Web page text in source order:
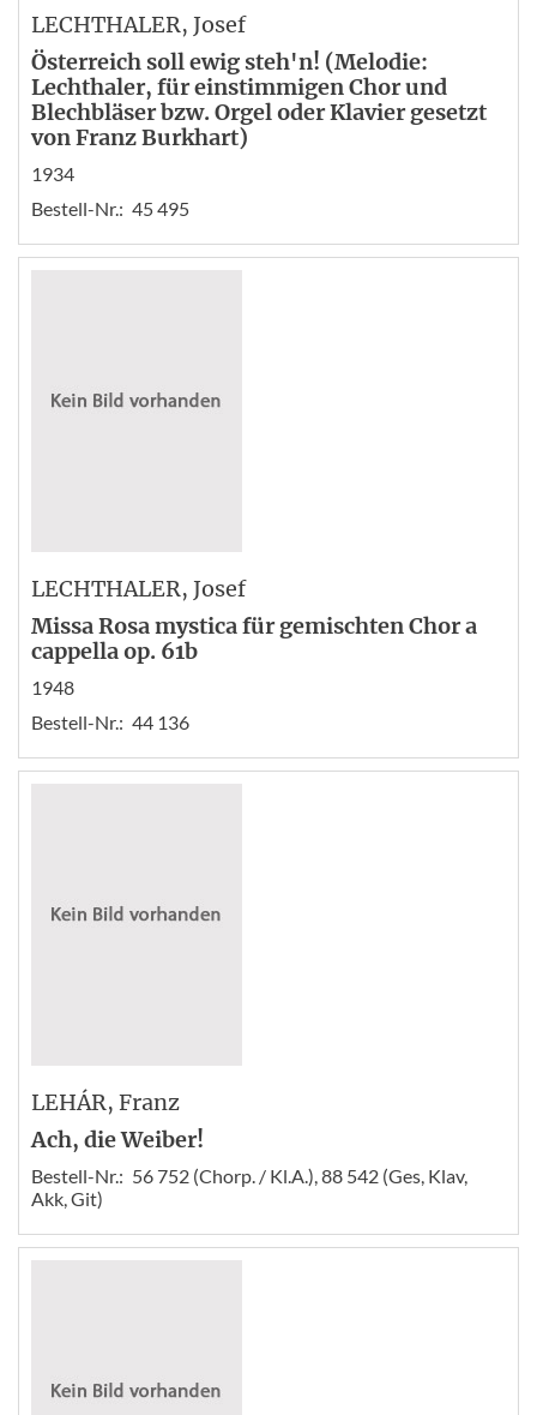
LECHTHALER, Josef
Österreich soll ewig steh'n! (Melodie:
Lechthaler, für einstimmigen Chor und
Blechbläser bzw. Orgel oder Klavier gesetzt
von Franz Burkhart)
1934
Bestell-Nr.: 45 495
LECHTHALER, Josef
Missa Rosa mystica für gemischten Chor a
cappella op. 61b
1948
Bestell-Nr.: 44 136
LEHÁR, Franz
Ach, die Weiber!
Bestell-Nr.: 56 752 (Chorp. / Kl.A.), 88 542 (Ges, Klav,
Akk, Git)